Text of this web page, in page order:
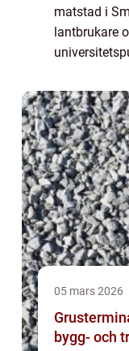
matstad i
lantbrukare
05 mars 2026
bygg- och